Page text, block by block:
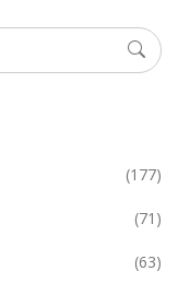
(177)
(71)
(63)